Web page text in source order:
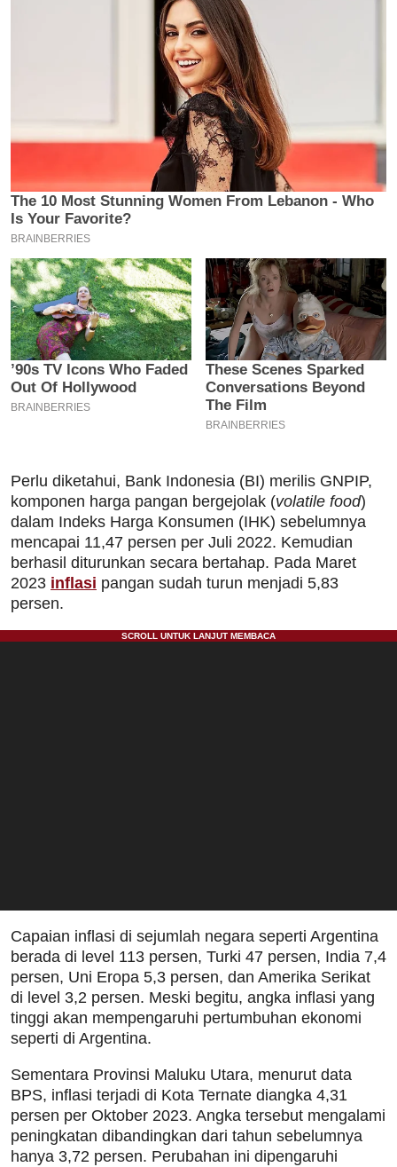
Perlu diketahui, Bank Indonesia (BI) merilis GNPIP,
komponen harga pangan bergejolak (volatile food)
dalam Indeks Harga Konsumen (IHK) sebelumnya
mencapai 11,47 persen per Juli 2022. Kemudian
berhasil diturunkan secara bertahap. Pada Maret
2023 inflasi pangan sudah turun menjadi 5,83
persen.
Capaian inflasi di sejumlah negara seperti Argentina
berada di level 113 persen, Turki 47 persen, India 7,4
persen, Uni Eropa 5,3 persen, dan Amerika Serikat
di level 3,2 persen. Meski begitu, angka inflasi yang
tinggi akan mempengaruhi pertumbuhan ekonomi
seperti di Argentina.
Sementara Provinsi Maluku Utara, menurut data
BPS, inflasi terjadi di Kota Ternate diangka 4,31
persen per Oktober 2023. Angka tersebut mengalami
peningkatan dibandingkan dari tahun sebelumnya
hanya 3,72 persen. Perubahan ini dipengaruhi